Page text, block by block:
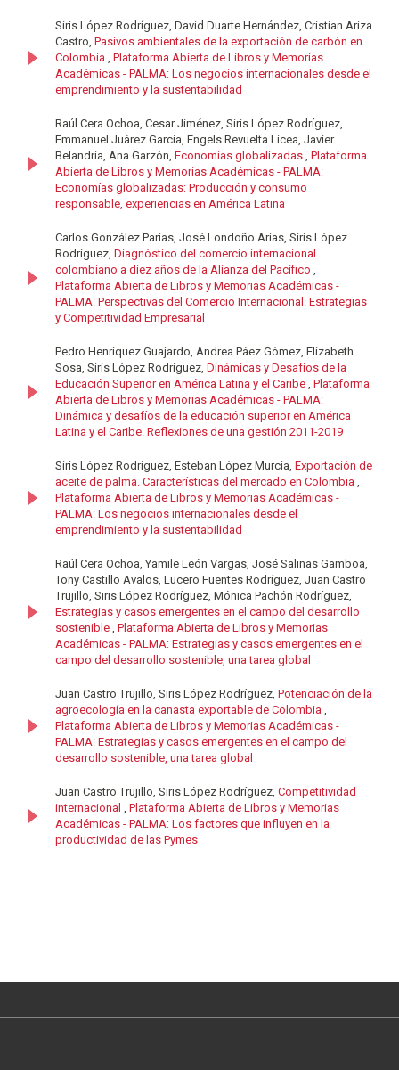
Siris López Rodríguez, David Duarte Hernández, Cristian Ariza
Castro, Pasivos ambientales de la exportación de carbón en
Colombia , Plataforma Abierta de Libros y Memorias
Académicas - PALMA: Los negocios internacionales desde el
emprendimiento y la sustentabilidad
Raúl Cera Ochoa, Cesar Jiménez, Siris López Rodríguez,
Emmanuel Juárez García, Engels Revuelta Licea, Javier
Belandria, Ana Garzón, Economías globalizadas , Plataforma
Abierta de Libros y Memorias Académicas - PALMA:
Economías globalizadas: Producción y consumo
responsable, experiencias en América Latina
Carlos González Parias, José Londoño Arias, Siris López
Rodríguez, Diagnóstico del comercio internacional
colombiano a diez años de la Alianza del Pacífico ,
Plataforma Abierta de Libros y Memorias Académicas -
PALMA: Perspectivas del Comercio Internacional. Estrategias
y Competitividad Empresarial
Pedro Henríquez Guajardo, Andrea Páez Gómez, Elizabeth
Sosa, Siris López Rodríguez, Dinámicas y Desafíos de la
Educación Superior en América Latina y el Caribe , Plataforma
Abierta de Libros y Memorias Académicas - PALMA:
Dinámica y desafíos de la educación superior en América
Latina y el Caribe. Reflexiones de una gestión 2011-2019
Siris López Rodríguez, Esteban López Murcia, Exportación de
aceite de palma. Características del mercado en Colombia ,
Plataforma Abierta de Libros y Memorias Académicas -
PALMA: Los negocios internacionales desde el
emprendimiento y la sustentabilidad
Raúl Cera Ochoa, Yamile León Vargas, José Salinas Gamboa,
Tony Castillo Avalos, Lucero Fuentes Rodríguez, Juan Castro
Trujillo, Siris López Rodríguez, Mónica Pachón Rodríguez,
Estrategias y casos emergentes en el campo del desarrollo
sostenible , Plataforma Abierta de Libros y Memorias
Académicas - PALMA: Estrategias y casos emergentes en el
campo del desarrollo sostenible, una tarea global
Juan Castro Trujillo, Siris López Rodríguez, Potenciación de la
agroecología en la canasta exportable de Colombia ,
Plataforma Abierta de Libros y Memorias Académicas -
PALMA: Estrategias y casos emergentes en el campo del
desarrollo sostenible, una tarea global
Juan Castro Trujillo, Siris López Rodríguez, Competitividad
internacional , Plataforma Abierta de Libros y Memorias
Académicas - PALMA: Los factores que influyen en la
productividad de las Pymes